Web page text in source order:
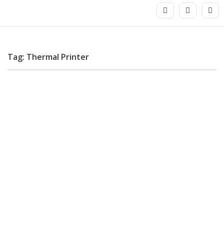
Tag: Thermal Printer